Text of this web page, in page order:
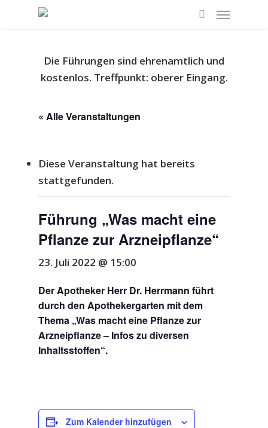
Die Führungen sind ehrenamtlich und
kostenlos. Treffpunkt: oberer Eingang.
« Alle Veranstaltungen
Diese Veranstaltung hat bereits
stattgefunden.
Führung „Was macht eine
Pflanze zur Arzneipflanze“
23. Juli 2022 @ 15:00
Der Apotheker Herr Dr. Herrmann führt
durch den Apothekergarten mit dem
Thema „Was macht eine Pflanze zur
Arzneipflanze – Infos zu diversen
Inhaltsstoffen“.
Zum Kalender hinzufügen